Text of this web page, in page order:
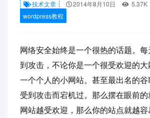
技术文章 2014年8月10日
5.37K
wordpress教程
网络安全始终是一个很热的话题。
到攻击，不论你是一个很受欢迎的
一个个人的小网站。甚至最出名的
受到攻击而宕机过。那么摆在眼前
网站越受欢迎，那么你的站点就越容